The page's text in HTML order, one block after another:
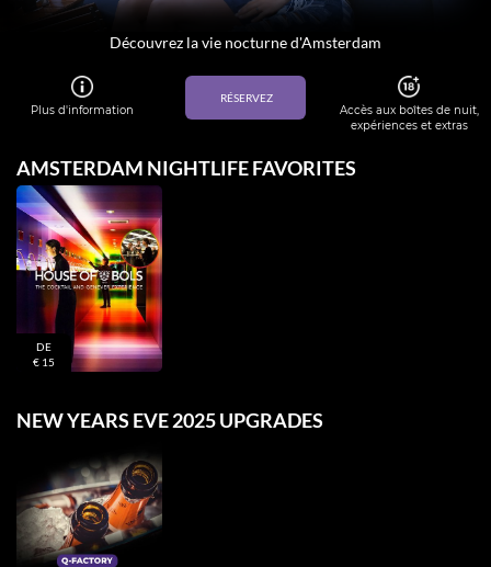
Découvrez la vie nocturne d'Amsterdam
RÉSERVEZ
Plus d'information
Accès aux boîtes de nuit,
expériences et extras
AMSTERDAM NIGHTLIFE FAVORITES
DE
€ 15
NEW YEARS EVE 2025 UPGRADES